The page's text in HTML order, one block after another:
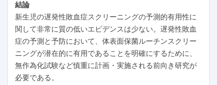
結論
新生児の遅発性敗血症スクリーニングの予測的有用性に
関して非常に質の低いエビデンスは少ない。遅発性敗血
症の予測と予防において、体表面保菌ルーチンスクリー
ニングが潜在的に有用であることを明確にするために、
無作為化試験など慎重に計画・実施される前向き研究が
必要である。